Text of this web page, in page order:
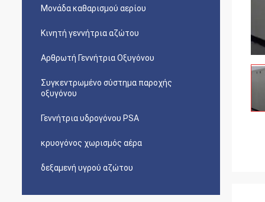
Μονάδα καθαρισμού αερίου
Κινητή γεννήτρια αζώτου
Αρθρωτή Γεννήτρια Οξυγόνου
Συγκεντρωμένο σύστημα παροχής
οξυγόνου
Γεννήτρια υδρογόνου PSA
κρυογόνος χωρισμός αέρα
δεξαμενή υγρού αζώτου